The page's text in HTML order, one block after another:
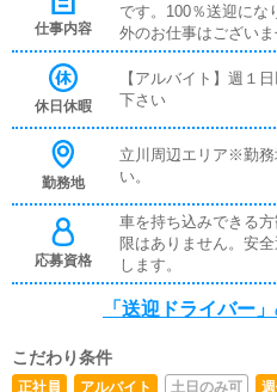
仕事内容
です。100％送迎にな
外のお仕事はござい
勤務内でキャストさ
れば誰にでも出来る
休日休暇
【アルバイト】週１
下さい
勤務地
立川周辺エリア※勤務
い。
応募資格
車を持ち込みできる
限はありません。安
します。
「送迎ドライバー」
こだわり条件
正社員 アルバイト 土日のみ可